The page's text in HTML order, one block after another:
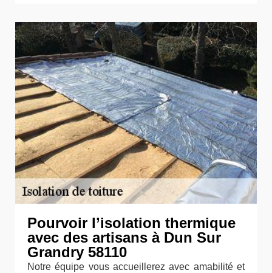
Pourvoir l’isolation thermique
avec des artisans à Dun Sur
Grandry 58110
Notre équipe vous accueillerez avec amabilité et